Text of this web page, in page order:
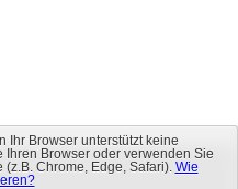
Ihr Browser unterstützt keine
Browser oder verwenden Sie
Chrome, Edge, Safari). Wie